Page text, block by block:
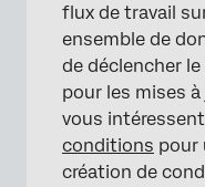
flux de travail
ensemble de
de déclencher
pour les mises
vous
conditions pour
création de